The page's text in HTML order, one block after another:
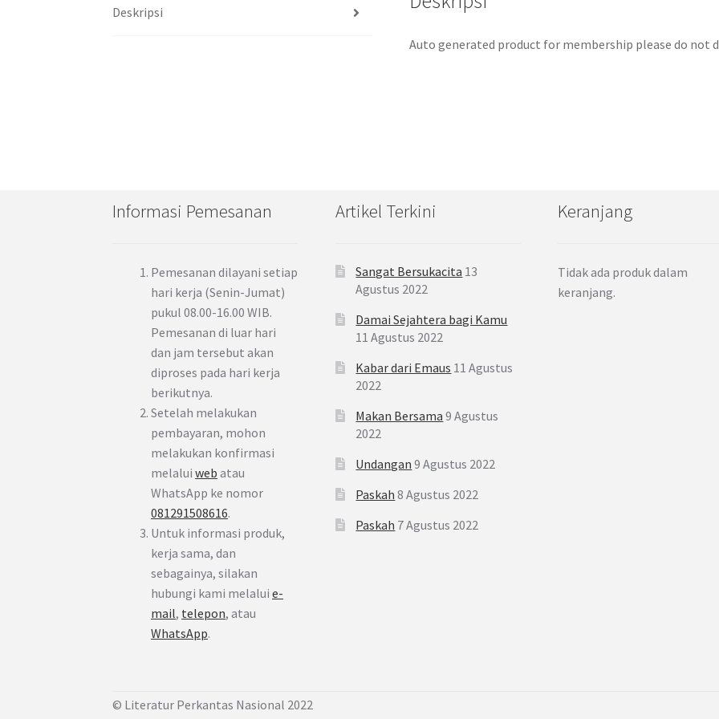
Deskripsi
Auto generated product for membership please do not
Informasi Pemesanan
Pemesanan dilayani setiap
hari kerja (Senin-Jumat)
pukul 08.00-16.00 WIB.
Pemesanan di luar hari
dan jam tersebut akan
diproses pada hari kerja
berikutnya.
Setelah melakukan
pembayaran, mohon
melakukan konfirmasi
melaluiweb atau
WhatsApp ke nomor
081291508616.
Untuk informasi produk,
kerja sama, dan
sebagainya, silakan
hubungi kami melaluie-
mail, telepon, atau
WhatsApp.
Artikel Terkini
Sangat Bersukacita 13
Agustus 2022
Damai Sejahtera bagi Kamu
11 Agustus 2022
Kabar dari Emaus 11 Agustus
2022
Makan Bersama 9 Agustus
2022
Undangan 9 Agustus 2022
Paskah 8 Agustus 2022
Paskah 7 Agustus 2022
Keranjang
Tidak ada produk dalam
keranjang.
© Literatur Perkantas Nasional 2022